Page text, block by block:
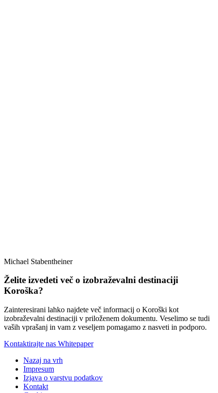
Michael Stabentheiner
Želite izvedeti več o izobraževalni destinaciji
Koroška?
Zainteresirani lahko najdete več informacij o Koroški kot
izobraževalni destinaciji v priloženem dokumentu. Veselimo se tudi
vaših vprašanj in vam z veseljem pomagamo z nasveti in podporo.
Kontaktirajte nas Whitepaper
Nazaj na vrh
Impresum
Izjava o varstvu podatkov
Kontakt